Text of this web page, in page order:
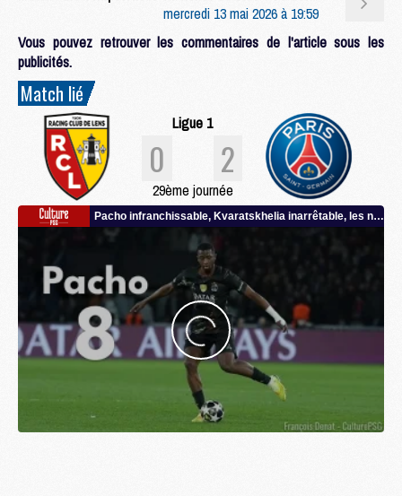
mercredi 13 mai 2026 à 19:59
Vous pouvez retrouver les commentaires de l'article sous les
publicités.
Match lié
Ligue 1
0 2
29ème journée